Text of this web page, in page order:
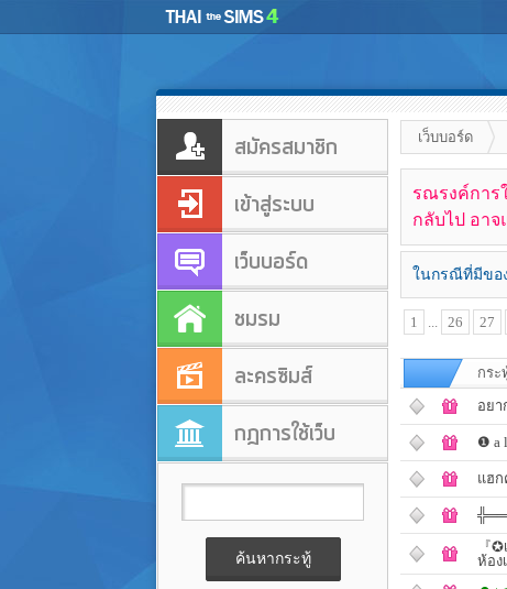
สมัครสมาชิก
เข้าสู่ระบบ
เว็บบอร์ด
ชมรม
ละครซิมส์
กฎการใช้เว็บ
เว็บบอร์ด
รณรงค์การ
กลับไป อาจ
ในกรณีที่มีขอ
1 ... 26 27
กระ
อยา
❶ a
แฮก
╬══
『
ห้อง